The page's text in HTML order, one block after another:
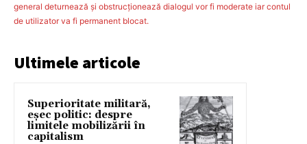
general deturnează şi obstrucţionează dialogul vor fi moderate iar contul
de utilizator va fi permanent blocat.
Ultimele articole
Superioritate militară,
eșec politic: despre
limitele mobilizării în
capitalism